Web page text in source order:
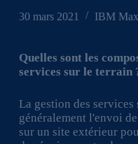
30 mars 2021 IBM
Quelles sont les
services sur le terrain
La gestion des
généralement l'envoi
sur un site extérieur